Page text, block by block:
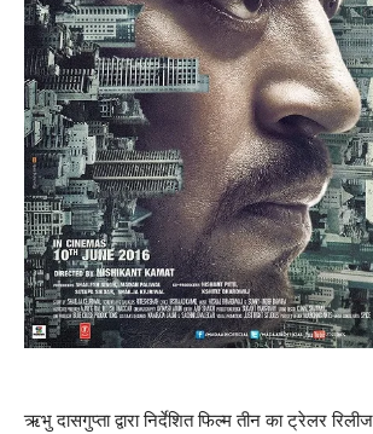
ऋभु दासगुप्‍ता द्वारा निर्देशित फिल्‍म तीन का ट्रेलर